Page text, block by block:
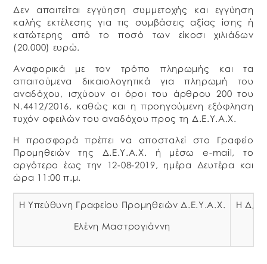
Δεν απαιτείται εγγύηση συμμετοχής και εγγύηση
καλής εκτέλεσης για τις συμβάσεις αξίας ίσης ή
κατώτερης από το ποσό των είκοσι χιλιάδων
(20.000) ευρώ.
Αναφορικά με τον τρόπο πληρωμής και τα
απαιτούμενα δικαιολογητικά για πληρωμή του
αναδόχου, ισχύουν οι όροι του άρθρου 200 του
Ν.4412/2016, καθώς και η προηγούμενη εξόφληση
τυχόν οφειλών του αναδόχου προς τη Δ.Ε.Υ.Α.Χ.
Η προσφορά πρέπει να αποσταλεί στο Γραφείο
Προμηθειών της Δ.Ε.Υ.Α.Χ. ή μέσω e-mail, το
αργότερο έως την 12-08-2019, ημέρα Δευτέρα και
ώρα 11:00 π.μ.
Η Υπεύθυνη Γραφείου Προμηθειών Δ.Ε.Υ.Α.Χ.
Ελένη Μαστρογιάννη
Η Δ/